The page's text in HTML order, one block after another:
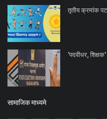
तृतीय क्रमांक
'पदवीधर,
सामाजिक माध्यमे